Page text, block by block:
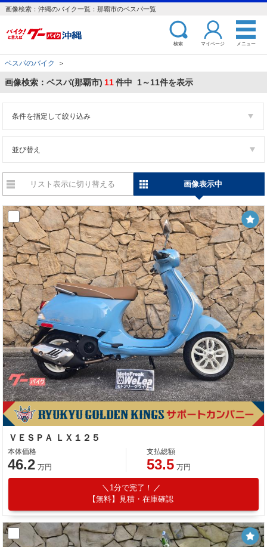
画像検索：沖縄のバイク一覧：那覇市のベスパ一覧
検索 マイページ メニュー
ベスパのバイク ＞
画像検索：ベスパ(那覇市) 11件中 1～11件を表示
条件を指定して絞り込み
並び替え
リスト表示に切り替える 画像表示中
ＶＥＳＰＡ ＬＸ１２５
本体価格
46.2 万円
支払総額
53.5 万円
1分で完了！
【無料】見積・在庫確認